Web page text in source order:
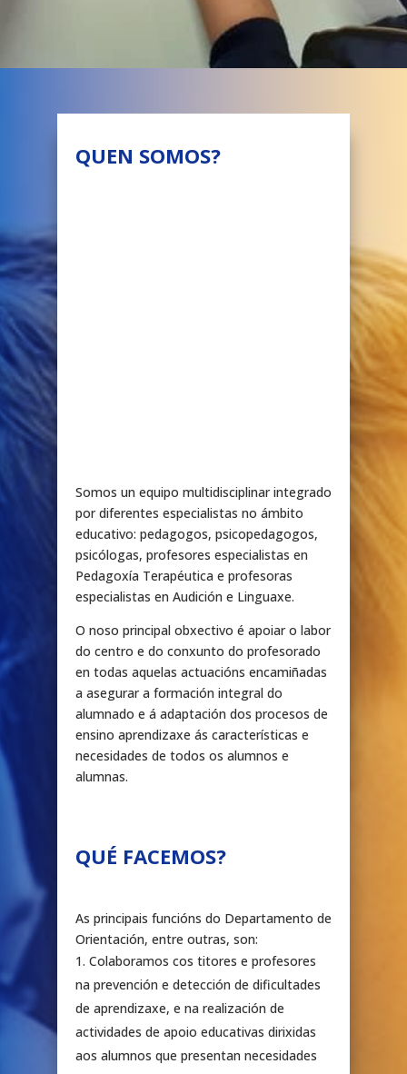
QUEN SOMOS?
Somos un equipo multidisciplinar integrado
por diferentes especialistas no ámbito
educativo: pedagogos, psicopedagogos,
psicólogas, profesores especialistas en
Pedagoxía Terapéutica e profesoras
especialistas en Audición e Linguaxe.
O noso principal obxectivo é apoiar o labor
do centro e do conxunto do profesorado
en todas aquelas actuacións encamiñadas
a asegurar a formación integral do
alumnado e á adaptación dos procesos de
ensino aprendizaxe ás características e
necesidades de todos os alumnos e
alumnas.
QUÉ FACEMOS?
As principais funcións do Departamento de
Orientación, entre outras, son:
Colaboramos cos titores e profesores
na prevención e detección de dificultades
de aprendizaxe, e na realización de
actividades de apoio educativas dirixidas
aos alumnos que presentan necesidades